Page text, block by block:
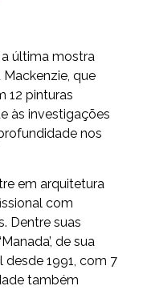
última mostra
que
12 pinturas
às investigações
nos
em arquitetura
com
Dentre suas
de sua
desde 1991, com 7
também